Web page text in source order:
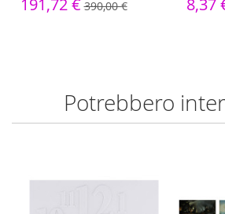
191,72 € 390,00 € 8,37
Potrebbero